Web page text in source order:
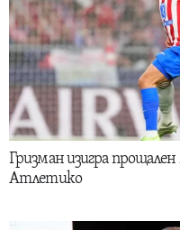
Гризман изигра
Атлетико